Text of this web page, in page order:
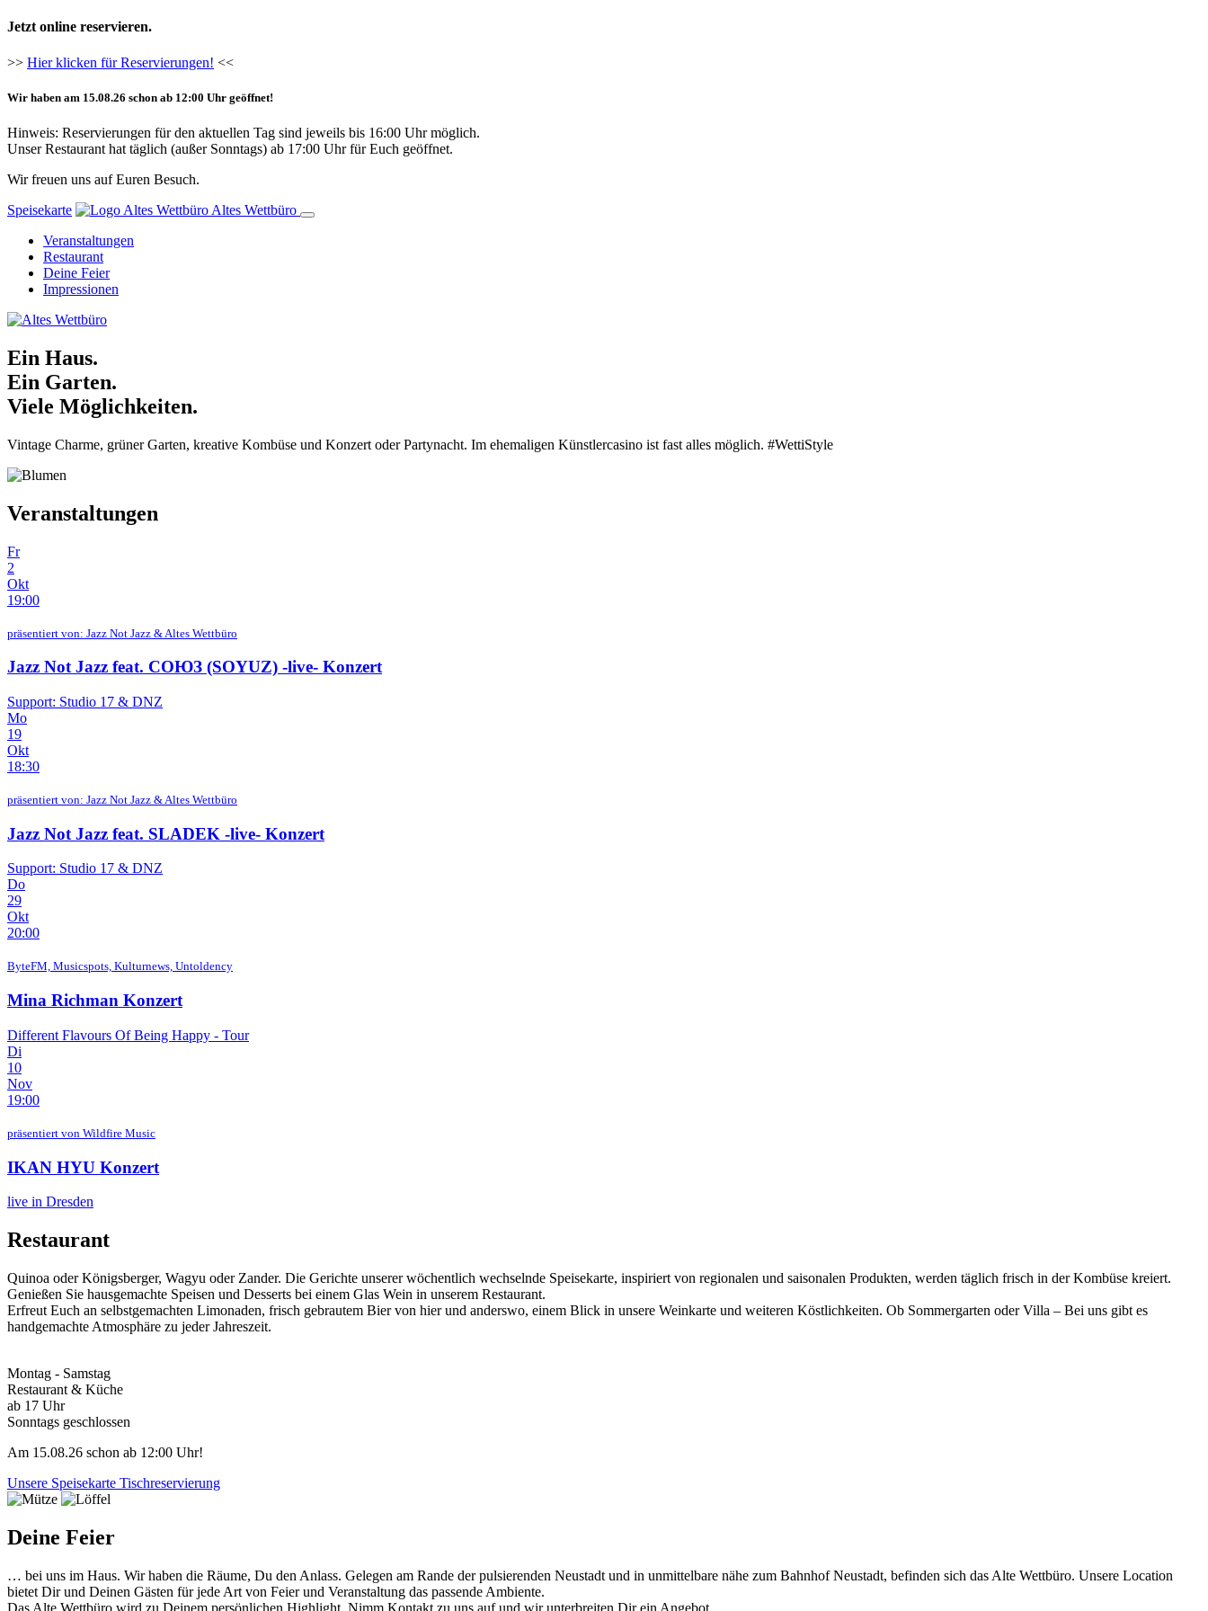
Jetzt online reservieren.
>> Hier klicken für Reservierungen! <<
Wir haben am 15.08.26 schon ab 12:00 Uhr geöffnet!
Hinweis: Reservierungen für den aktuellen Tag sind jeweils bis 16:00 Uhr möglich.
Unser Restaurant hat täglich (außer Sonntags) ab 17:00 Uhr für Euch geöffnet.
Wir freuen uns auf Euren Besuch.
Speisekarte
Altes Wettbüro
Veranstaltungen
Restaurant
Deine Feier
Impressionen
Ein Haus.
Ein Garten.
Viele Möglichkeiten.
Vintage Charme, grüner Garten, kreative Kombüse und Konzert oder Partynacht. Im ehemaligen Künstlercasino ist fast alles möglich. #WettiStyle
Veranstaltungen
Fr
2
Okt
19:00
präsentiert von: Jazz Not Jazz & Altes Wettbüro
Jazz Not Jazz feat. СОЮЗ (SOYUZ) -live- Konzert
Support: Studio 17 & DNZ
Mo
19
Okt
18:30
präsentiert von: Jazz Not Jazz & Altes Wettbüro
Jazz Not Jazz feat. SLADEK -live- Konzert
Support: Studio 17 & DNZ
Do
29
Okt
20:00
ByteFM, Musicspots, Kulturnews, Untoldency
Mina Richman Konzert
Different Flavours Of Being Happy - Tour
Di
10
Nov
19:00
präsentiert von Wildfire Music
IKAN HYU Konzert
live in Dresden
Restaurant
Quinoa oder Königsberger, Wagyu oder Zander. Die Gerichte unserer wöchentlich wechselnde Speisekarte, inspiriert von regionalen und saisonalen Produkten, werden täglich frisch in der Kombüse kreiert.
Genießen Sie hausgemachte Speisen und Desserts bei einem Glas Wein in unserem Restaurant.
Erfreut Euch an selbstgemachten Limonaden, frisch gebrautem Bier von hier und anderswo, einem Blick in unsere Weinkarte und weiteren Köstlichkeiten. Ob Sommergarten oder Villa – Bei uns gibt es
handgemachte Atmosphäre zu jeder Jahreszeit.
Montag - Samstag
Restaurant & Küche
ab 17 Uhr
Sonntags geschlossen
Am 15.08.26 schon ab 12:00 Uhr!
Unsere Speisekarte Tischreservierung
Deine Feier
… bei uns im Haus. Wir haben die Räume, Du den Anlass. Gelegen am Rande der pulsierenden Neustadt und in unmittelbare nähe zum Bahnhof Neustadt, befinden sich das Alte Wettbüro. Unsere Location
bietet Dir und Deinen Gästen für jede Art von Feier und Veranstaltung das passende Ambiente.
Das Alte Wettbüro wird zu Deinem persönlichen Highlight. Nimm Kontakt zu uns auf und wir unterbreiten Dir ein Angebot.